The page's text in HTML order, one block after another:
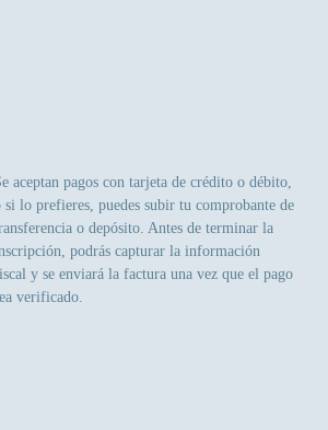
aceptan pagos con tarjeta de crédito o débito,
si lo prefieres, puedes subir tu comprobante de
o depósito. Antes de terminar la
podrás capturar la información
y se enviará la factura una vez que el pago
verificado.